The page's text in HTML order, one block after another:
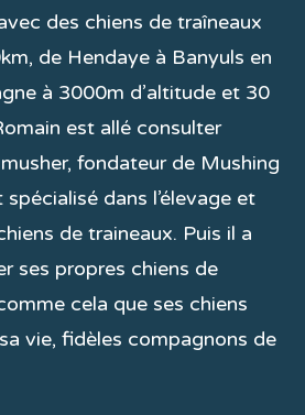
des chiens de traîneaux
de Hendaye à Banyuls en
à 3000m d’altitude et 30
est allé consulter
fondateur de Mushing
spécialisé dans l’élevage et
de traineaux. Puis il a
ses propres chiens de
cela que ses chiens
vie, fidèles compagnons de